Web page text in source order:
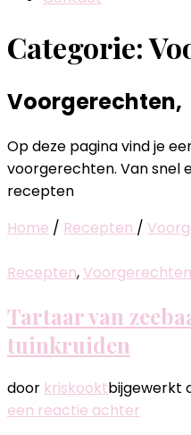
Categorie:
Voorgerechten,
Op deze pagina vind je
voorgerechten. Van snel
recepten
Home / Recepten /
Recepten,Voorgerechten
Tartaar van
tuinkruiden
door kriskooktbijgewerkt
een reactie achter